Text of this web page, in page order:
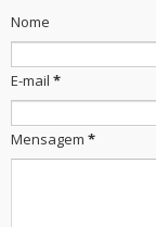
Nome
E-mail *
Mensagem *